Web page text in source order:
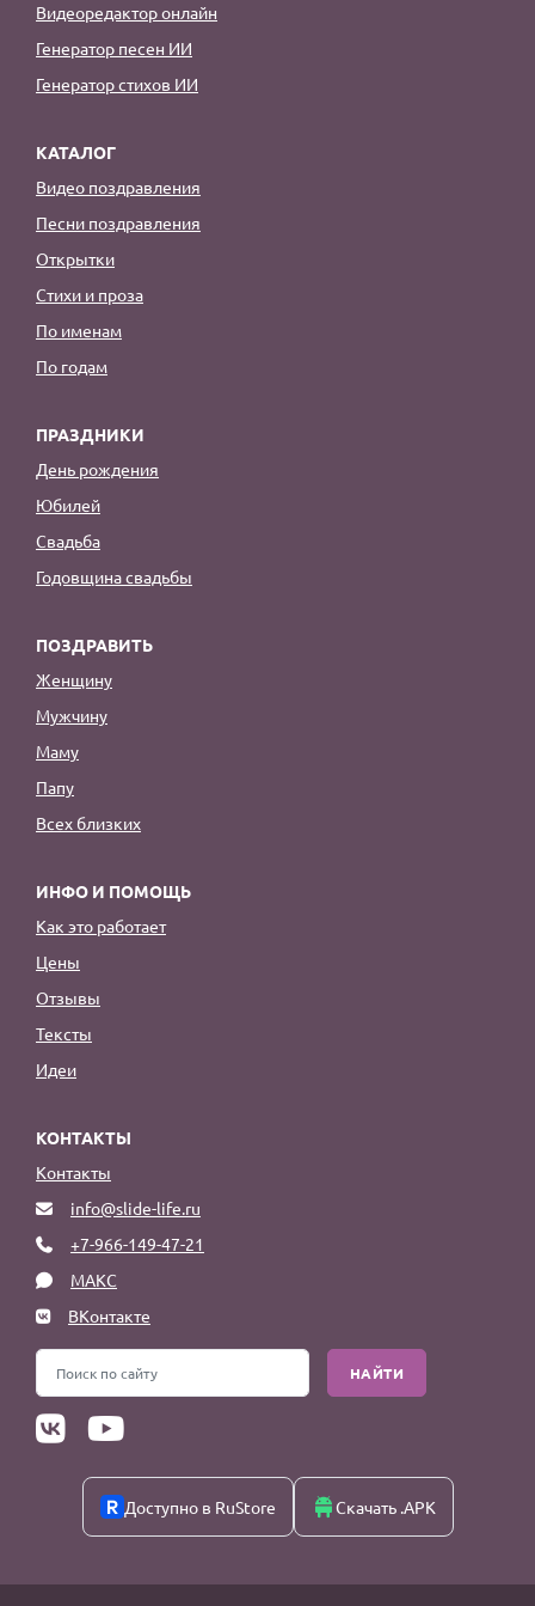
Видеоредактор онлайн
Генератор песен ИИ
Генератор стихов ИИ
КАТАЛОГ
Видео поздравления
Песни поздравления
Открытки
Стихи и проза
По именам
По годам
ПРАЗДНИКИ
День рождения
Юбилей
Свадьба
Годовщина свадьбы
ПОЗДРАВИТЬ
Женщину
Мужчину
Маму
Папу
Всех близких
ИНФО И ПОМОЩЬ
Как это работает
Цены
Отзывы
Тексты
Идеи
КОНТАКТЫ
Контакты
info@slide-life.ru
+7-966-149-47-21
МАКС
ВКонтакте
НАЙТИ
Доступно в RuStore Скачать .APK